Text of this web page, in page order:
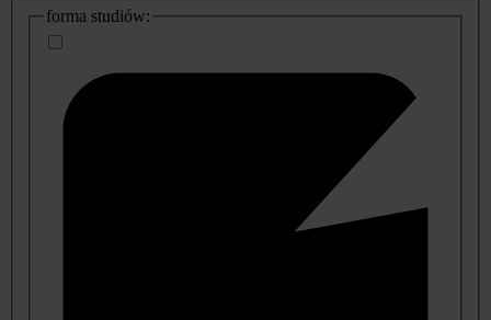
dodatkowe
informacje
forma studiów: